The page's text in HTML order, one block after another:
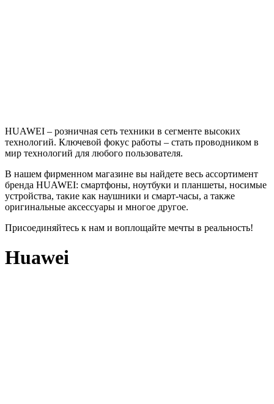
HUAWEI – розничная сеть техники в сегменте высоких
технологий. Ключевой фокус работы – стать проводником в
мир технологий для любого пользователя.
В нашем фирменном магазине вы найдете весь ассортимент
бренда HUAWEI: смартфоны, ноутбуки и планшеты, носимые
устройства, такие как наушники и смарт-часы, а также
оригинальные аксессуары и многое другое.
Присоединяйтесь к нам и воплощайте мечты в реальность!
Huawei